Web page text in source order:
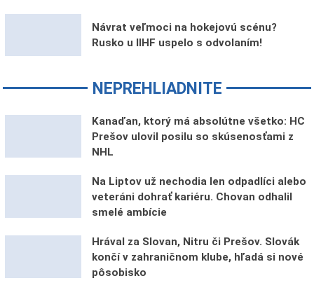
Návrat veľmoci na hokejovú scénu?
Rusko u IIHF uspelo s odvolaním!
NEPREHLIADNITE
Kanaďan, ktorý má absolútne všetko: HC
Prešov ulovil posilu so skúsenosťami z
NHL
Na Liptov už nechodia len odpadlíci alebo
veteráni dohrať kariéru. Chovan odhalil
smelé ambície
Hrával za Slovan, Nitru či Prešov. Slovák
končí v zahraničnom klube, hľadá si nové
pôsobisko